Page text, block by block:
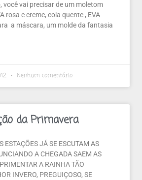
você vai precisar de um moletom
rosa e creme, cola quente , EVA
a máscara, um molde da fantasia
Nenhum comentário
da Primavera
ESTAÇÕES JÁ SE ESCUTAM AS
A CHEGADA SAEM AS
A RAINHA TÃO
INVERO, PREGUIÇOSO, SE